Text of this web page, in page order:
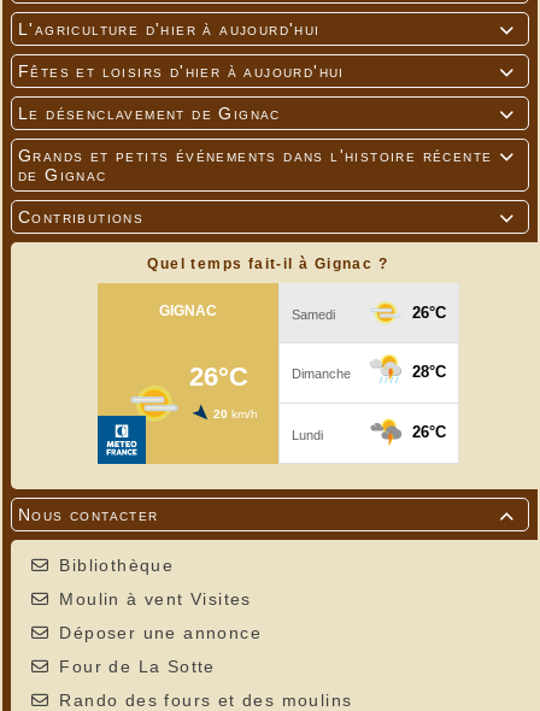

L'agriculture d'hier à aujourd'hui

Fêtes et loisirs d'hier à aujourd'hui

Le désenclavement de Gignac

Grands et petits événements dans l'histoire récente
de Gignac

Contributions
Quel temps fait-il à Gignac ?

Nous contacter
Bibliothèque
Moulin à vent Visites
Déposer une annonce
Four de La Sotte
Rando des fours et des moulins